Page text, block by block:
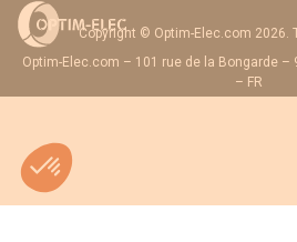
Copyright © Optim-Elec.com 2026.
Optim-Elec.com – 101 rue de la Bongarde –
– FR